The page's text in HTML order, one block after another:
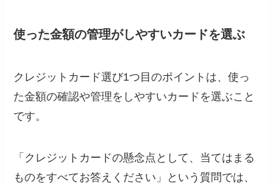
使った金額の管理がしやすいカードを選ぶ
クレジットカード選び1つ目のポイントは、使っ
た金額の確認や管理をしやすいカードを選ぶこと
です。
「クレジットカードの懸念点として、当てはまる
ものをすべてお答えください」という質問では、